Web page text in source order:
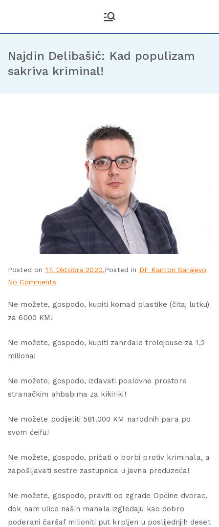
Najdin Delibašić: Kad populizam
sakriva kriminal!
Posted on 17. Oktobra 2020.Posted in DF Kanton Sarajevo
No Comments
Ne možete, gospodo, kupiti komad plastike (čitaj lutku)
za 6000 KM!
Ne možete, gospodo, kupiti zahrđale trolejbuse za 1,2
miliona!
Ne možete, gospodo, izdavati poslovne prostore
stranačkim ahbabima za kikiriki!
Ne možete podijeliti 581.000 KM narodnih para po
svom ćeifu!
Ne možete, gospodo, pričati o borbi protiv kriminala, a
zapošljavati sestre zastupnica u javna preduzeća!
Ne možete, gospodo, praviti od zgrade Općine dvorac,
dok nam ulice naših mahala izgledaju kao dobro
poderani čaršaf milioniti put krpljen u poslijednjih deset